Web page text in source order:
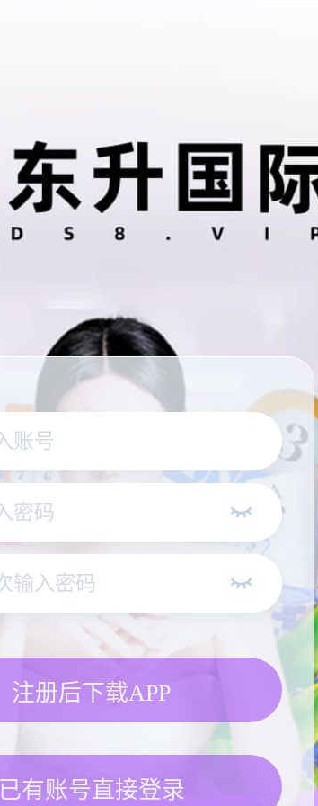
注册后下载APP
已有账号直接登录